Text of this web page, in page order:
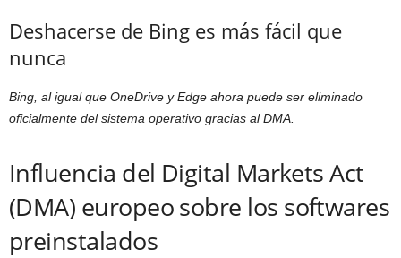
Deshacerse de Bing es más fácil que
nunca
Bing, al igual que OneDrive y Edge ahora puede ser eliminado
oficialmente del sistema operativo gracias al DMA.
Influencia del Digital Markets Act
(DMA) europeo sobre los softwares
preinstalados